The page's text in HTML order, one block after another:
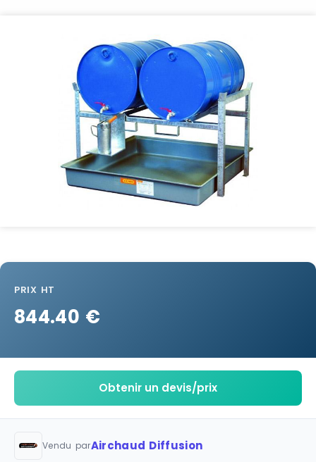
PRIX HT
844.40 €
Obtenir un devis/prix
Vendu parAirchaud Diffusion